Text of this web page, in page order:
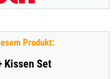
Produkt:
Set